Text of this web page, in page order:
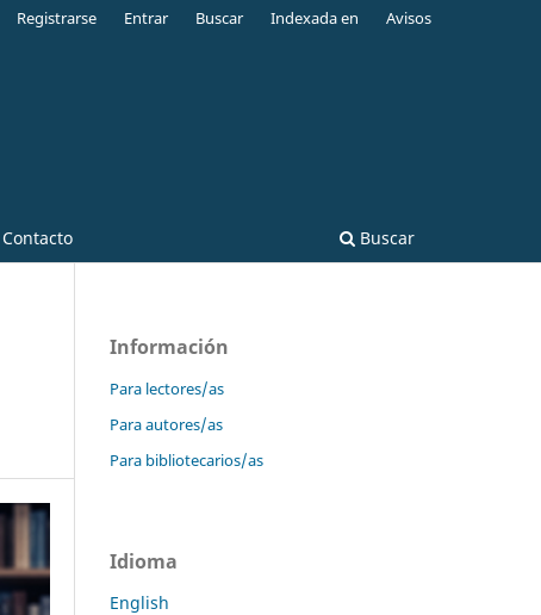
Contacto Buscar
Registrarse Entrar Buscar Indexada en Avisos
Información
Para lectores/as
Para autores/as
Para bibliotecarios/as
Idioma
English